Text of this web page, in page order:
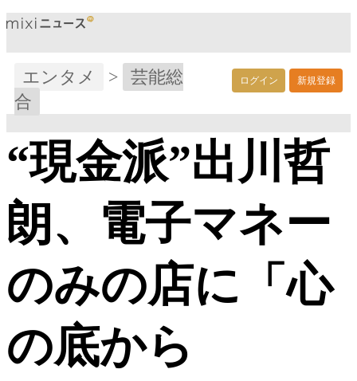
ログイン 新規登録
エンタメ >
芸能総
合
“現金派”出川哲
朗、電子マネー
のみの店に「心
の底から